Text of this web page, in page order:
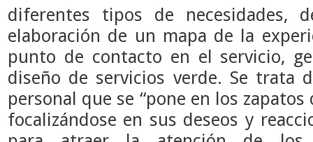
diferentes tipos de necesidades,
elaboración de un mapa de la
punto de contacto en el servicio,
diseño de servicios verde. Se trata
personal que se “pone en los
focalizándose en sus deseos y